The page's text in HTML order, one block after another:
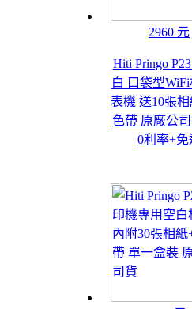
2960 元
Hiti Pringo
白 口袋型
表機 送10張
色帶 原廠公
0利率+免